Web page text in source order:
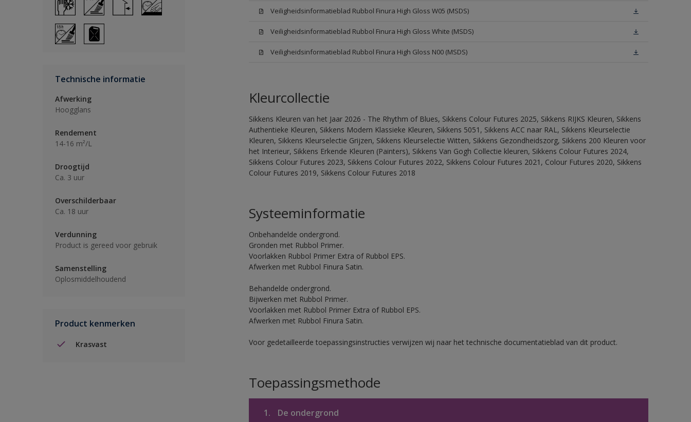
Technische informatie
Afwerking
Hoogglans
Rendement
14-16 m²/L
Droogtijd
Ca. 3 uur
Overschilderbaar
Ca. 18 uur
Verdunning
Product is gereed voor gebruik
Samenstelling
Oplosmiddelhoudend
Product kenmerken
Krasvast
Veiligheidsinformatieblad Rubbol Finura High Gloss W05 (MSDS)
Veiligheidsinformatieblad Rubbol Finura High Gloss White (MSDS)
Veiligheidsinformatieblad Rubbol Finura High Gloss N00 (MSDS)
Kleurcollectie
Sikkens Kleuren van het Jaar 2026 - The Rhythm of Blues, Sikkens Colour Futures 2025, Sikkens RIJKS Kleuren, Sikkens
Authentieke Kleuren, Sikkens Modern Klassieke Kleuren, Sikkens 5051, Sikkens ACC naar RAL, Sikkens Kleurselectie
Kleuren, Sikkens Kleurselectie Grijzen, Sikkens Kleurselectie Witten, Sikkens Gezondheidszorg, Sikkens 200 Kleuren voor
het Interieur, Sikkens Erkende Kleuren (Painters), Sikkens Van Gogh Collectie kleuren, Sikkens Colour Futures 2024,
Sikkens Colour Futures 2023, Sikkens Colour Futures 2022, Sikkens Colour Futures 2021, Colour Futures 2020, Sikkens
Colour Futures 2019, Sikkens Colour Futures 2018
Systeeminformatie
Onbehandelde ondergrond.
Gronden met Rubbol Primer.
Voorlakken Rubbol Primer Extra of Rubbol EPS.
Afwerken met Rubbol Finura Satin.
Behandelde ondergrond.
Bijwerken met Rubbol Primer.
Voorlakken met Rubbol Primer Extra of Rubbol EPS.
Afwerken met Rubbol Finura Satin.
Voor gedetailleerde toepassingsinstructies verwijzen wij naar het technische documentatieblad van dit product.
Toepassingsmethode
1. De ondergrond